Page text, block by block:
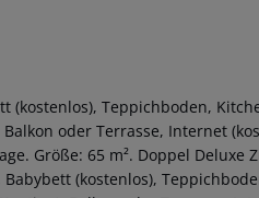
(kostenlos), Teppichboden,
oder Terrasse, Internet
Größe: 65 m². Doppel Deluxe
(kostenlos),